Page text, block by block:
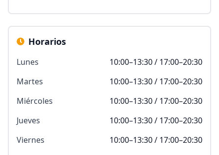
Horarios
Lunes
10:00–13:30 / 17:00–20:30
Martes
10:00–13:30 / 17:00–20:30
Miércoles
10:00–13:30 / 17:00–20:30
Jueves
10:00–13:30 / 17:00–20:30
Viernes
10:00–13:30 / 17:00–20:30